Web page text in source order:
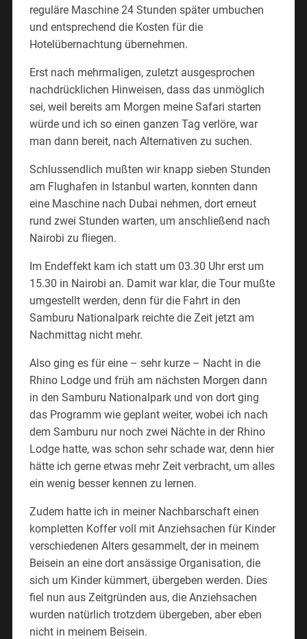
reguläre Maschine 24 Stunden später umbuchen
und entsprechend die Kosten für die
Hotelübernachtung übernehmen.
Erst nach mehrmaligen, zuletzt ausgesprochen
nachdrücklichen Hinweisen, dass das unmöglich
sei, weil bereits am Morgen meine Safari starten
würde und ich so einen ganzen Tag verlöre, war
man dann bereit, nach Alternativen zu suchen.
Schlussendlich mußten wir knapp sieben Stunden
am Flughafen in Istanbul warten, konnten dann
eine Maschine nach Dubai nehmen, dort erneut
rund zwei Stunden warten, um anschließend nach
Nairobi zu fliegen.
Im Endeffekt kam ich statt um 03.30 Uhr erst um
15.30 in Nairobi an. Damit war klar, die Tour mußte
umgestellt werden, denn für die Fahrt in den
Samburu Nationalpark reichte die Zeit jetzt am
Nachmittag nicht mehr.
Also ging es für eine – sehr kurze – Nacht in die
Rhino Lodge und früh am nächsten Morgen dann
in den Samburu Nationalpark und von dort ging
das Programm wie geplant weiter, wobei ich nach
dem Samburu nur noch zwei Nächte in der Rhino
Lodge hatte, was schon sehr schade war, denn hier
hätte ich gerne etwas mehr Zeit verbracht, um alles
ein wenig besser kennen zu lernen.
Zudem hatte ich in meiner Nachbarschaft einen
kompletten Koffer voll mit Anziehsachen für Kinder
verschiedenen Alters gesammelt, der in meinem
Beisein an eine dort ansässige Organisation, die
sich um Kinder kümmert, übergeben werden. Dies
fiel nun aus Zeitgründen aus, die Anziehsachen
wurden natürlich trotzdem übergeben, aber eben
nicht in meinem Beisein.